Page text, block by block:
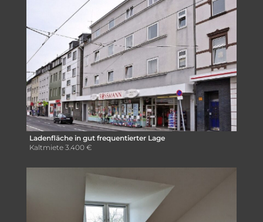
Ladenfläche in gut frequentierter Lage
Kaltmiete 3.400 €